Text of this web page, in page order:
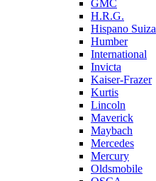
GMC
H.R.G.
Hispano Suiza
Humber
International
Invicta
Kaiser-Frazer
Kurtis
Lincoln
Maverick
Maybach
Mercedes
Mercury
Oldsmobile